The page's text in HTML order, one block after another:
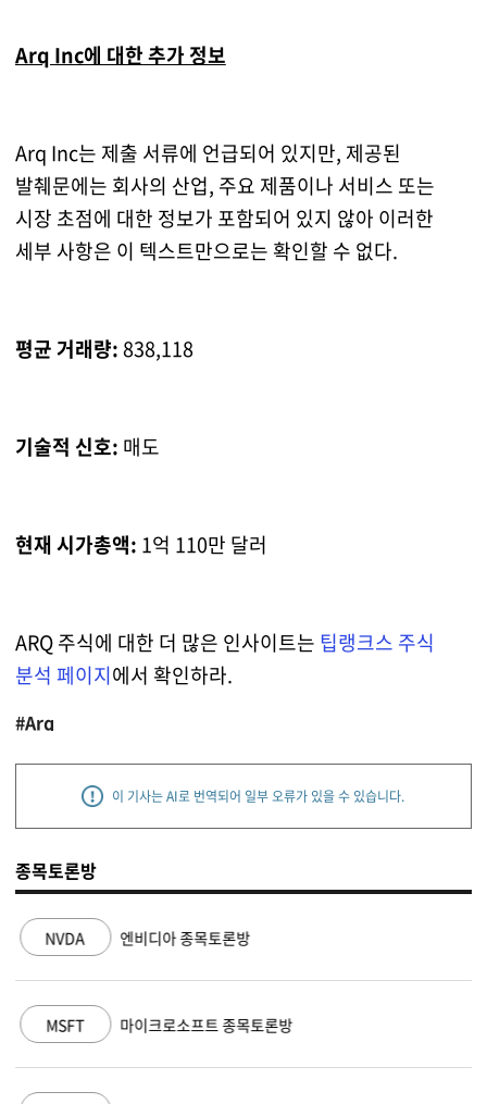
Arq Inc에 대한 추가 정보
Arq Inc는 제출 서류에 언급되어 있지만, 제공된
발췌문에는 회사의 산업, 주요 제품이나 서비스 또는
시장 초점에 대한 정보가 포함되어 있지 않아 이러한
세부 사항은 이 텍스트만으로는 확인할 수 없다.
평균 거래량:838,118
기술적 신호: 매도
현재 시가총액: 1억 110만 달러
ARQ 주식에 대한 더 많은 인사이트는 팁랭크스 주식
분석 페이지에서 확인하라.
#Arq
이 기사는 AI로 번역되어 일부 오류가 있을 수 있습니다.
종목토론방
NVDA 엔비디아 종목토론방
MSFT 마이크로소프트 종목토론방